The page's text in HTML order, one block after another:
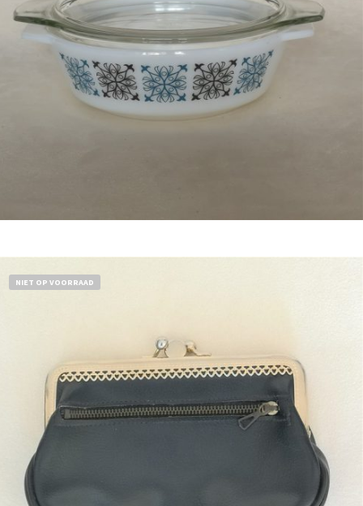
NIET OP VOORRAAD